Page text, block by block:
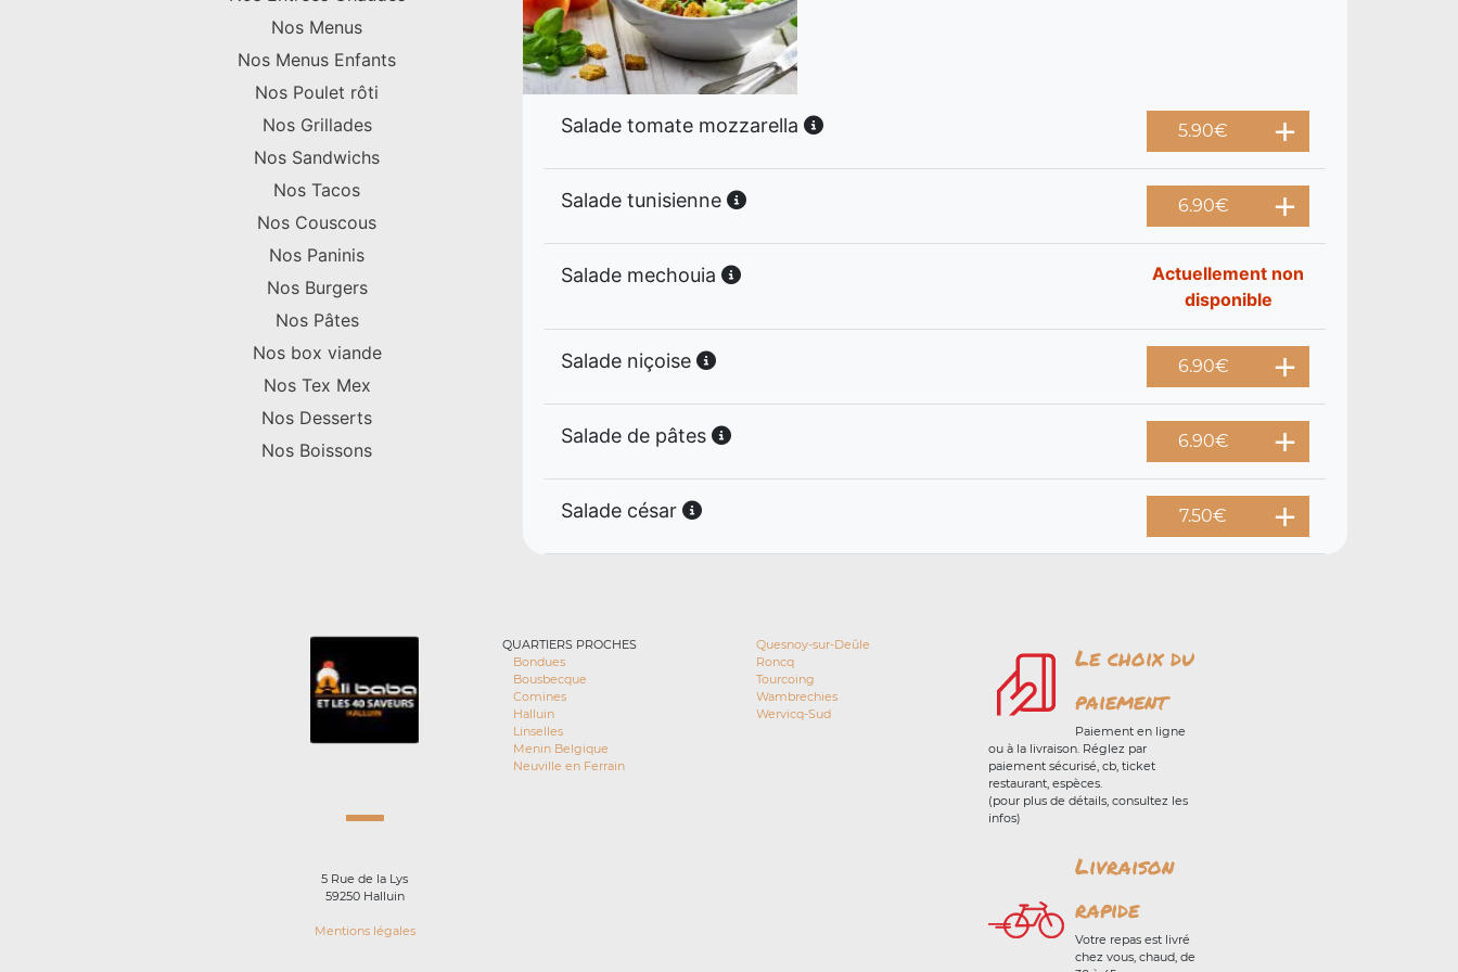
Nos Menus
Nos Menus Enfants
Nos Poulet rôti
Nos Grillades
Nos Sandwichs
Nos Tacos
Nos Couscous
Nos Paninis
Nos Burgers
Nos Pâtes
Nos box viande
Nos Tex Mex
Nos Desserts
Nos Boissons
Salade tomate mozzarella 5.90€
Salade tunisienne 6.90€
Salade mechouia
Actuellement non
disponible
Salade niçoise 6.90€
Salade de pâtes 6.90€
Salade césar 7.50€
5 Rue de la Lys
59250 Halluin
Mentions légales
QUARTIERS PROCHES
Bondues
Bousbecque
Comines
Halluin
Linselles
Menin Belgique
Neuville en Ferrain
Quesnoy-sur-Deûle
Roncq
Tourcoing
Wambrechies
Wervicq-Sud
Le choix du
paiement
Paiement en ligne
ou à la livraison. Réglez par
paiement sécurisé, cb, ticket
restaurant, espèces.
(pour plus de détails, consultez les
infos)
Livraison
rapide
Votre repas est livré
chez vous, chaud, de